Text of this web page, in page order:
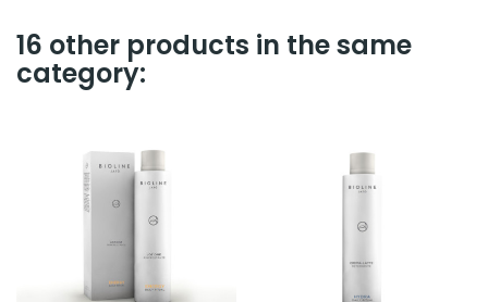
16 other products in the same
category: